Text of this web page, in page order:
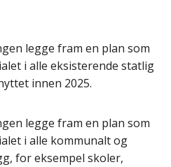
legge fram en plan som
i alle eksisterende statlig
innen 2025.
legge fram en plan som
i alle kommunalt og
for eksempel skoler,